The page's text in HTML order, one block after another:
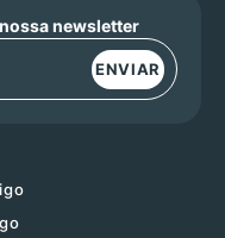
newsletter
ENVIAR